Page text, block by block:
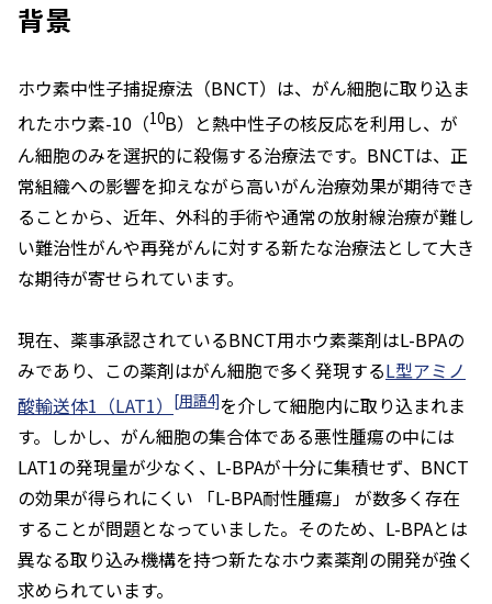
背景
ホウ素中性子捕捉療法（BNCT）は、がん細胞に取り込ま
れたホウ素-10（10B）と熱中性子の核反応を利用し、が
ん細胞のみを選択的に殺傷する治療法です。BNCTは、正
常組織への影響を抑えながら高いがん治療効果が期待でき
ることから、近年、外科的手術や通常の放射線治療が難し
い難治性がんや再発がんに対する新たな治療法として大き
な期待が寄せられています。
現在、薬事承認されているBNCT用ホウ素薬剤はL-BPAの
みであり、この薬剤はがん細胞で多く発現するL型アミノ
酸輸送体1（LAT1）
[用語4]を介して細胞内に取り込まれま
す。しかし、がん細胞の集合体である悪性腫瘍の中には
LAT1の発現量が少なく、L-BPAが十分に集積せず、BNCT
の効果が得られにくい 「L-BPA耐性腫瘍」 が数多く存在
することが問題となっていました。そのため、L-BPAとは
異なる取り込み機構を持つ新たなホウ素薬剤の開発が強く
求められています。